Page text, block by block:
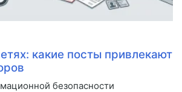
какие посты привлекают
безопасности